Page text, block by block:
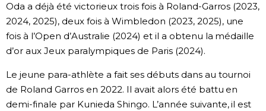
Oda a déjà été victorieux trois fois à Roland-Garros (2023,
2024, 2025), deux fois à Wimbledon (2023, 2025), une
fois à l’Open d’Australie (2024) et il a obtenu la médaille
d’or aux Jeux paralympiques de Paris (2024).
Le jeune para-athlète a fait ses débuts dans au tournoi
de Roland Garros en 2022. Il avait alors été battu en
demi-finale par Kunieda Shingo. L’année suivante, il est